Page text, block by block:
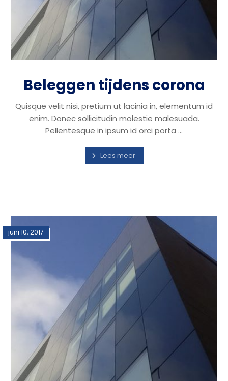
Beleggen tijdens corona
Quisque velit nisi, pretium ut lacinia in, elementum id
enim. Donec sollicitudin molestie malesuada.
Pellentesque in ipsum id orci porta ...
Lees meer
juni 10, 2017